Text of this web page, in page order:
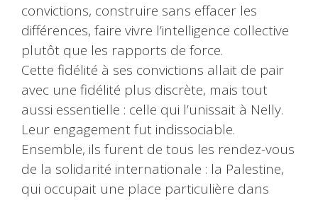
convictions, construire sans effacer les
différences, faire vivre l’intelligence collective
plutôt que les rapports de force.
Cette fidélité à ses convictions allait de pair
avec une fidélité plus discrète, mais tout
aussi essentielle : celle qui l’unissait à Nelly.
Leur engagement fut indissociable.
Ensemble, ils furent de tous les rendez-vous
de la solidarité internationale : la Palestine,
qui occupait une place particulière dans